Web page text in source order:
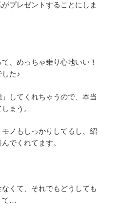
プレゼントすることにしま
、めっちゃ乗り心地いい！
た♪
してくれちゃうので、本当
まう。
ノもしっかりしてるし、紹
でくれてます。
くて、それでもどうしても
て…